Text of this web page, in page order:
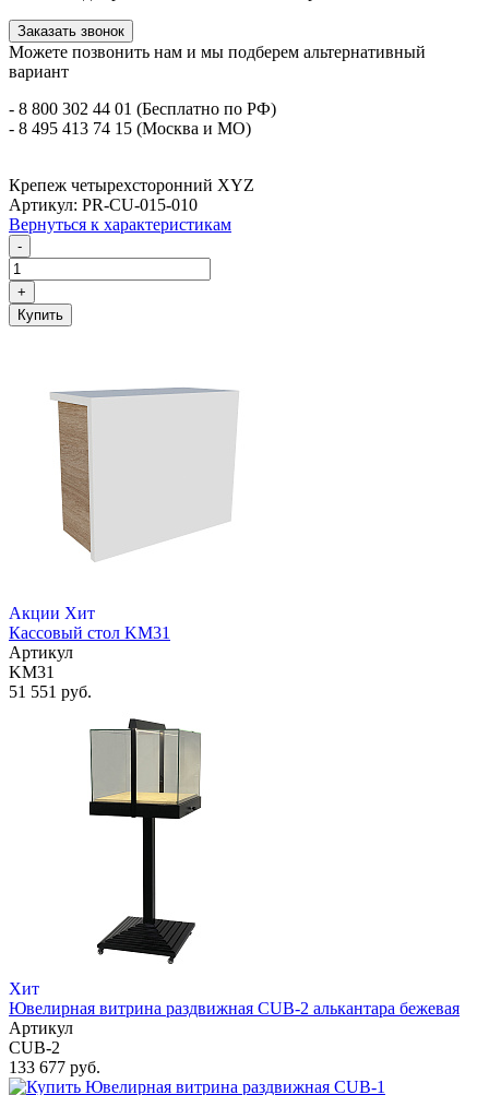
Заказать звонок
Можете позвонить нам и мы подберем альтернативный
вариант
- 8 800 302 44 01 (Бесплатно по РФ)
- 8 495 413 74 15 (Москва и МО)
Крепеж четырехсторонний XYZ
Артикул: PR-CU-015-010
Вернуться к характеристикам
-
+
Купить
Акции Хит
Кассовый стол KM31
Артикул
KM31
51 551 руб.
Хит
Ювелирная витрина раздвижная CUB-2 алькантара бежевая
Артикул
CUB-2
133 677 руб.